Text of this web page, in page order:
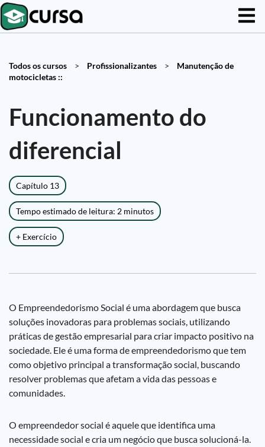
Todos os cursos > Profissionalizantes >
Manutenção de
motocicletas ::
Funcionamento do
diferencial
Capítulo 13
Tempo estimado de leitura: 2 minutos
+ Exercício
O Empreendedorismo Social é uma abordagem que busca
soluções inovadoras para problemas sociais, utilizando
práticas de gestão empresarial para criar impacto positivo na
sociedade. Ele é uma forma de empreendedorismo que tem
como objetivo principal a transformação social, buscando
resolver problemas que afetam a vida das pessoas e
comunidades.
O empreendedor social é aquele que identifica uma
necessidade social e cria um negócio que busca solucioná-la.